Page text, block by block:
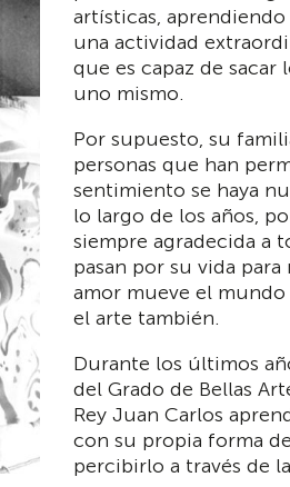
artísticas,
una actividad
que es capaz de sacar
uno mismo.
Por supuesto, su
personas que han
sentimiento se haya
lo largo de los años,
siempre agradecida a
pasan por su vida
amor mueve el
el arte también.
Durante los últimos
del Grado de Bellas
Rey Juan Carlos
con su propia forma
percibirlo a través de